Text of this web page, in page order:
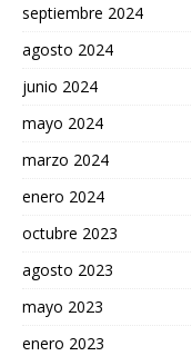
septiembre 2024
agosto 2024
junio 2024
mayo 2024
marzo 2024
enero 2024
octubre 2023
agosto 2023
mayo 2023
enero 2023